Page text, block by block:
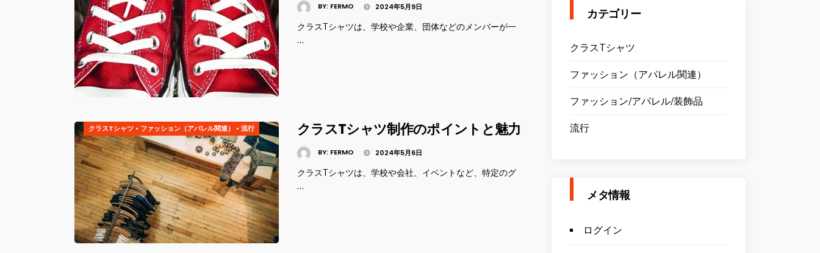
BY: FERMO 2024年5月9日
クラスTシャツは、学校や企業、団体などのメンバーが一
…
クラスTシャツ • ファッション（アパレル関連） • 流行 クラスTシャツ制作のポイントと魅力
BY: FERMO 2024年5月6日
クラスTシャツは、学校や会社、イベントなど、特定のグ
…
カテゴリー
クラスTシャツ
ファッション（アパレル関連）
ファッション/アパレル/装飾品
流行
メタ情報
ログイン